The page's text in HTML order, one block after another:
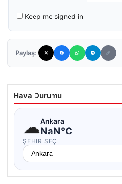
Keep me signed in
Paylaş:
Hava Durumu
☁Ankara
NaN°C
ŞEHIR SEÇ